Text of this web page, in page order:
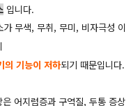
입니다.
무색, 무취, 무미, 비자극성 이
의 기능이 저하되기 때문입니다.
어지럼증과 구역질, 두통 증상